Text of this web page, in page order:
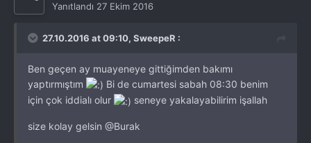
Yanıtlandı 27 Ekim 2016
27.10.2016 at 09:10, SweepeR :
Ben geçen ay muayeneye gittiğimden bakımı
yaptırmıştım
Bi de cumartesi sabah 08:30 benim
için çok iddialı olur
seneye yakalayabilirim işallah
size kolay gelsin @Burak